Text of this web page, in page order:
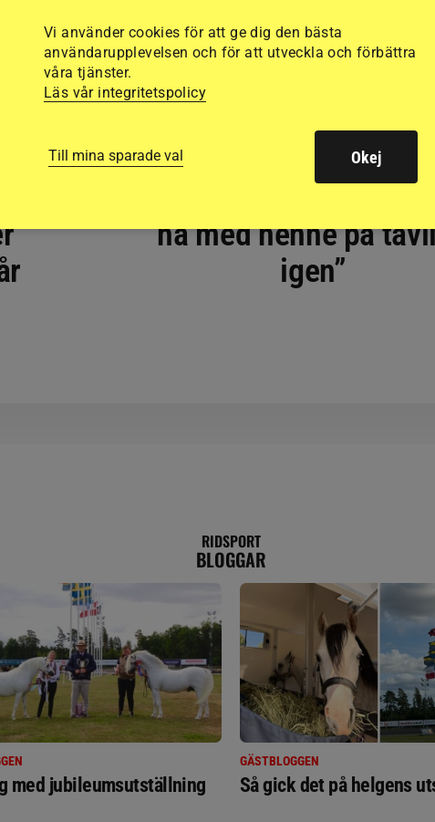
Tillbaka efter
ha med henne på
igen”
RIDSPORT
BLOGGAR
med jubileumsutställning
GÄSTBLOGGEN
Så gick det på helgens
Vi använder cookies för att ge dig den bästa
användarupplevelsen och för att utveckla och förbättra
våra tjänster.
Läs vår integritetspolicy
Till mina sparade val Okej